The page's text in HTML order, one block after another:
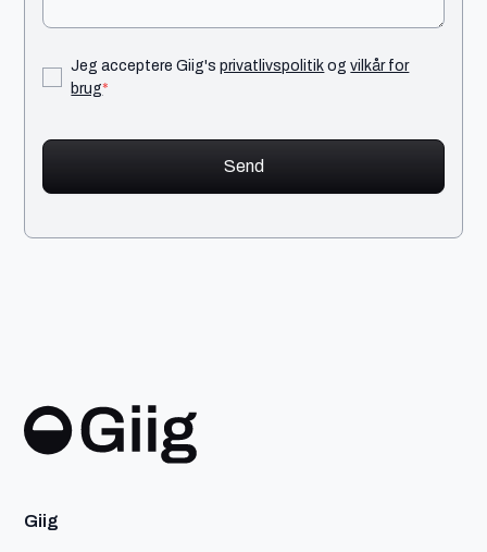
Jeg acceptere Giig'sprivatlivspolitikogvilkår for
brug*
Giig